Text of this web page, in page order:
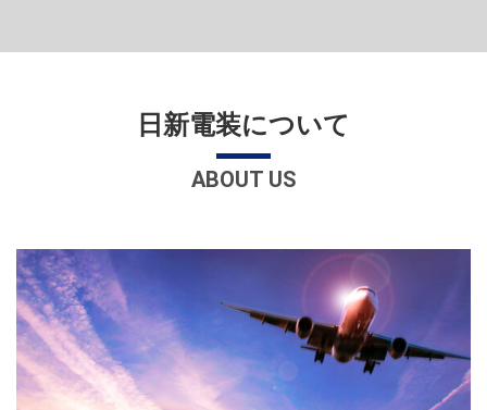
日新電装について
ABOUT US